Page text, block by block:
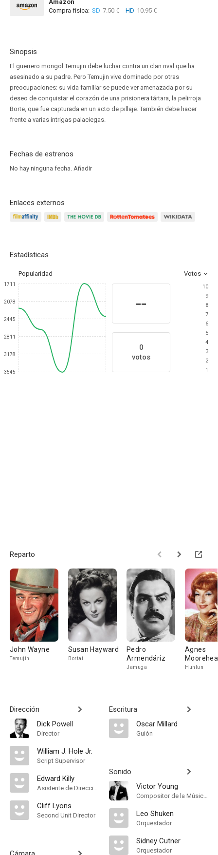
Amazon
Compra física: SD 7.50 € HD 10.95 €
Sinopsis
El guerrero mongol Temujin debe luchar contra un clan rival que ha
asesinado a su padre. Pero Temujin vive dominado por otras
preocupaciones: su vida familiar se puede ver amenazada por su
deseo de conquistar el corazón de una prisionera tártara, la pelirroja
Borte, que fue capturada en un acto de pillaje. También debe hacer
frente a varias intrigas palaciegas.
Fechas de estrenos
No hay ninguna fecha. Añadir
Enlaces externos
Estadísticas
Popularidad Votos
1711
2078
2445
2811
3178
3545
--
0
votos
10
9
8
7
6
5
4
3
2
1
Reparto
John Wayne
Temujin
Susan Hayward
Bortai
Pedro
Armendáriz
Jamuga
Agnes
Hunlun
Dirección
Dick Powell
Director
William J. Hole Jr.
Script Supervisor
Edward Killy
Asistente de Dirección
Cliff Lyons
Second Unit Director
Escritura
Oscar Millard
Guión
Sonido
Victor Young
Compositor de la Música Original
Leo Shuken
Orquestador
Sidney Cutner
Orquestador